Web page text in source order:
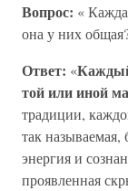
Вопрос: «
она у них
Ответ: «
той или иной
традиции,
так
энергия и
проявленная